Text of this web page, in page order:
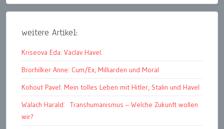
weitere Artikel:
Kriseova Eda: Vaclav Havel.
Brorhilker Anne: Cum/Ex, Milliarden und Moral
Kohout Pavel: Mein tolles Leben mit Hitler, Stalin und Havel
Walach Harald: Transhumanismus – Welche Zukunft wollen
wir?